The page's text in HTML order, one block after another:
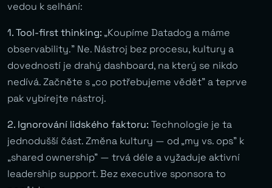
vedou k selhání:
1. Tool-first thinking: „Koupíme Datadog a máme
observability.” Ne. Nástroj bez procesu, kultury a
dovedností je drahý dashboard, na který se nikdo
nedívá. Začněte s „co potřebujeme vědět” a teprve
pak vybírejte nástroj.
2. Ignorování lidského faktoru: Technologie je ta
jednodušší část. Změna kultury — od „my vs. ops” k
„shared ownership” — trvá déle a vyžaduje aktivní
leadership support. Bez executive sponsora to